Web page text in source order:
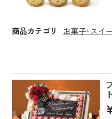
商品カテゴリ お菓子･スイ